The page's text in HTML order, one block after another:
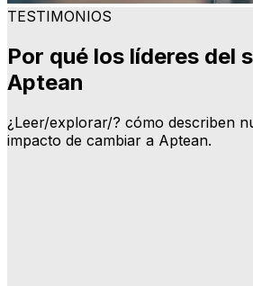
TESTIMONIOS
Por qué los líderes del
Aptean
¿Leer/explorar/? cómo describen
impacto de cambiar a Aptean.